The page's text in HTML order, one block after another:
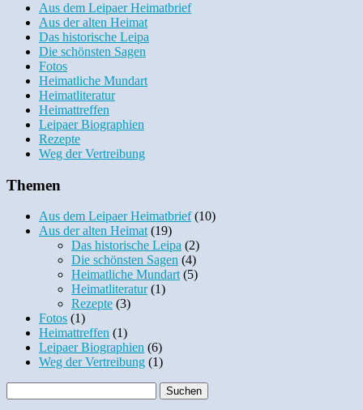
Aus dem Leipaer Heimatbrief
Aus der alten Heimat
Das historische Leipa
Die schönsten Sagen
Fotos
Heimatliche Mundart
Heimatliteratur
Heimattreffen
Leipaer Biographien
Rezepte
Weg der Vertreibung
Themen
Aus dem Leipaer Heimatbrief(10)
Aus der alten Heimat(19)
Das historische Leipa (2)
Die schönsten Sagen (4)
Heimatliche Mundart(5)
Heimatliteratur(1)
Rezepte (3)
Fotos (1)
Heimattreffen (1)
Leipaer Biographien (6)
Weg der Vertreibung (1)